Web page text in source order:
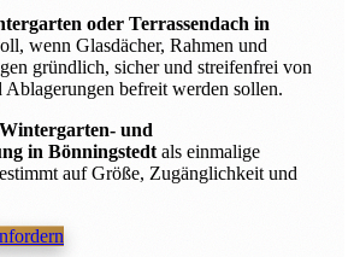
oder Terrassendach in
wenn Glasdächer, Rahmen und
gründlich, sicher und streifenfrei von
Ablagerungen befreit werden sollen.
und
in Bönningstedt als einmalige
auf Größe, Zugänglichkeit und